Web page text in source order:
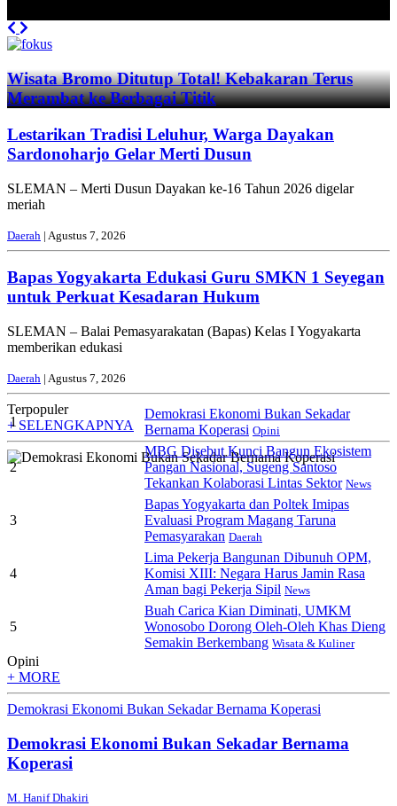
Previous
Wisata Bromo Ditutup Total! Kebakaran Terus
Merambat ke Berbagai Titik
Lestarikan Tradisi Leluhur, Warga Dayakan
Sardonoharjo Gelar Merti Dusun
SLEMAN – Merti Dusun Dayakan ke-16 Tahun 2026 digelar
meriah
Daerah | Agustus 7, 2026
Bapas Yogyakarta Edukasi Guru SMKN 1 Seyegan
untuk Perkuat Kesadaran Hukum
SLEMAN – Balai Pemasyarakatan (Bapas) Kelas I Yogyakarta
memberikan edukasi
Daerah | Agustus 7, 2026
Terpopuler
+ SELENGKAPNYA
1
Demokrasi Ekonomi Bukan Sekadar
Bernama Koperasi Opini
2
MBG Disebut Kunci Bangun Ekosistem
Pangan Nasional, Sugeng Santoso
Tekankan Kolaborasi Lintas Sektor News
3
Bapas Yogyakarta dan Poltek Imipas
Evaluasi Program Magang Taruna
Pemasyarakan Daerah
4
Lima Pekerja Bangunan Dibunuh OPM,
Komisi XIII: Negara Harus Jamin Rasa
Aman bagi Pekerja Sipil News
5
Buah Carica Kian Diminati, UMKM
Wonosobo Dorong Oleh-Oleh Khas Dieng
Semakin Berkembang Wisata & Kuliner
Opini
+ MORE
Demokrasi Ekonomi Bukan Sekadar Bernama Koperasi
Demokrasi Ekonomi Bukan Sekadar Bernama
Koperasi
M. Hanif Dhakiri